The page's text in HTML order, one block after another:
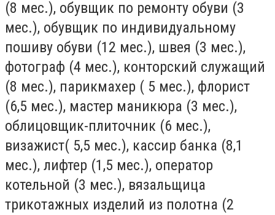
(8 мес.), обувщик по ремонту обуви (3
мес.), обувщик по индивидуальному
пошиву обуви (12 мес.), швея (3 мес.),
фотограф (4 мес.), конторский служащий
(8 мес.), парикмахер ( 5 мес.), флорист
(6,5 мес.), мастер маникюра (3 мес.),
облицовщик-плиточник (6 мес.),
визажист( 5,5 мес.), кассир банка (8,1
мес.), лифтер (1,5 мес.), оператор
котельной (3 мес.), вязальщица
трикотажных изделий из полотна (2